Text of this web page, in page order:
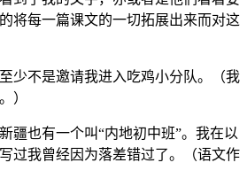
到了我的文字，亦或者是他们看着姜
将每一篇课文的一切拓展出来而对这
少不是邀请我进入吃鸡小分队。（我
）
疆也有一个叫“内地初中班”。我在以
写过我曾经因为落差错过了。（语文作